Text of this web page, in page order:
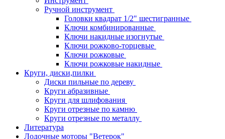
Ручной инструмент
Головки квадрат 1/2" шестигранные
Ключи комбинированные
Ключи накидные изогнутые
Ключи рожково-торцевые
Ключи рожковые
Ключи рожковые накидные
Круги, диски,пилки
Диски пильные по дереву
Круги абразивные
Круги для шлифования
Круги отрезные по камню
Круги отрезные по металлу
Литература
Лодочные моторы "Ветерок"